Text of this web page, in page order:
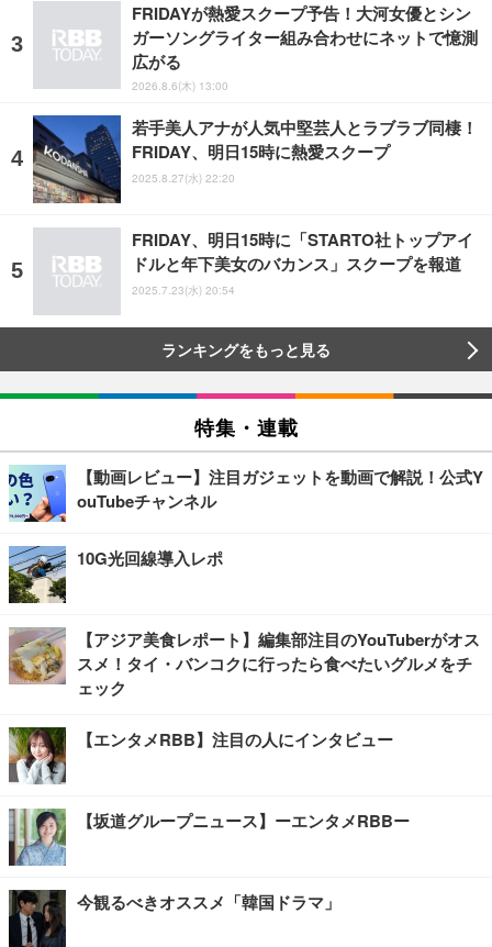
FRIDAYが熱愛スクープ予告！大河女優とシン
ガーソングライター組み合わせにネットで憶測
広がる
2026.8.6(木) 13:00
若手美人アナが人気中堅芸人とラブラブ同棲！
FRIDAY、明日15時に熱愛スクープ
2025.8.27(水) 22:20
FRIDAY、明日15時に「STARTO社トップアイ
ドルと年下美女のバカンス」スクープを報道
2025.7.23(水) 20:54
ランキングをもっと見る
特集・連載
【動画レビュー】注目ガジェットを動画で解説！公式Y
ouTubeチャンネル
10G光回線導入レポ
【アジア美食レポート】編集部注目のYouTuberがオス
スメ！タイ・バンコクに行ったら食べたいグルメをチ
ェック
【エンタメRBB】注目の人にインタビュー
【坂道グループニュース】ーエンタメRBBー
今観るべきオススメ「韓国ドラマ」